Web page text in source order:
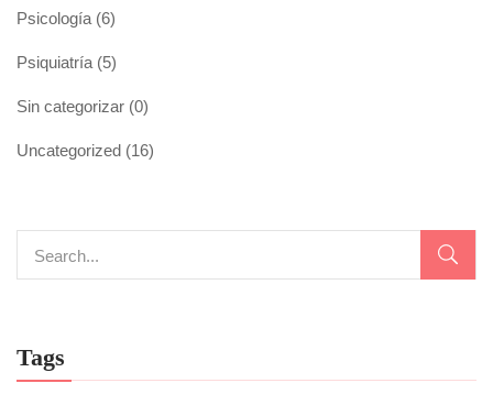
Psicología (6)
Psiquiatría (5)
Sin categorizar (0)
Uncategorized (16)
Tags